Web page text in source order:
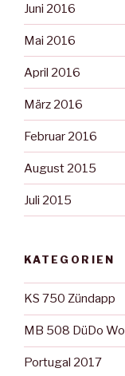
Juni 2016
Mai 2016
April 2016
März 2016
Februar 2016
August 2015
Juli 2015
KATEGORIEN
KS 750 Zündapp
MB 508 DüDo
Portugal 2017